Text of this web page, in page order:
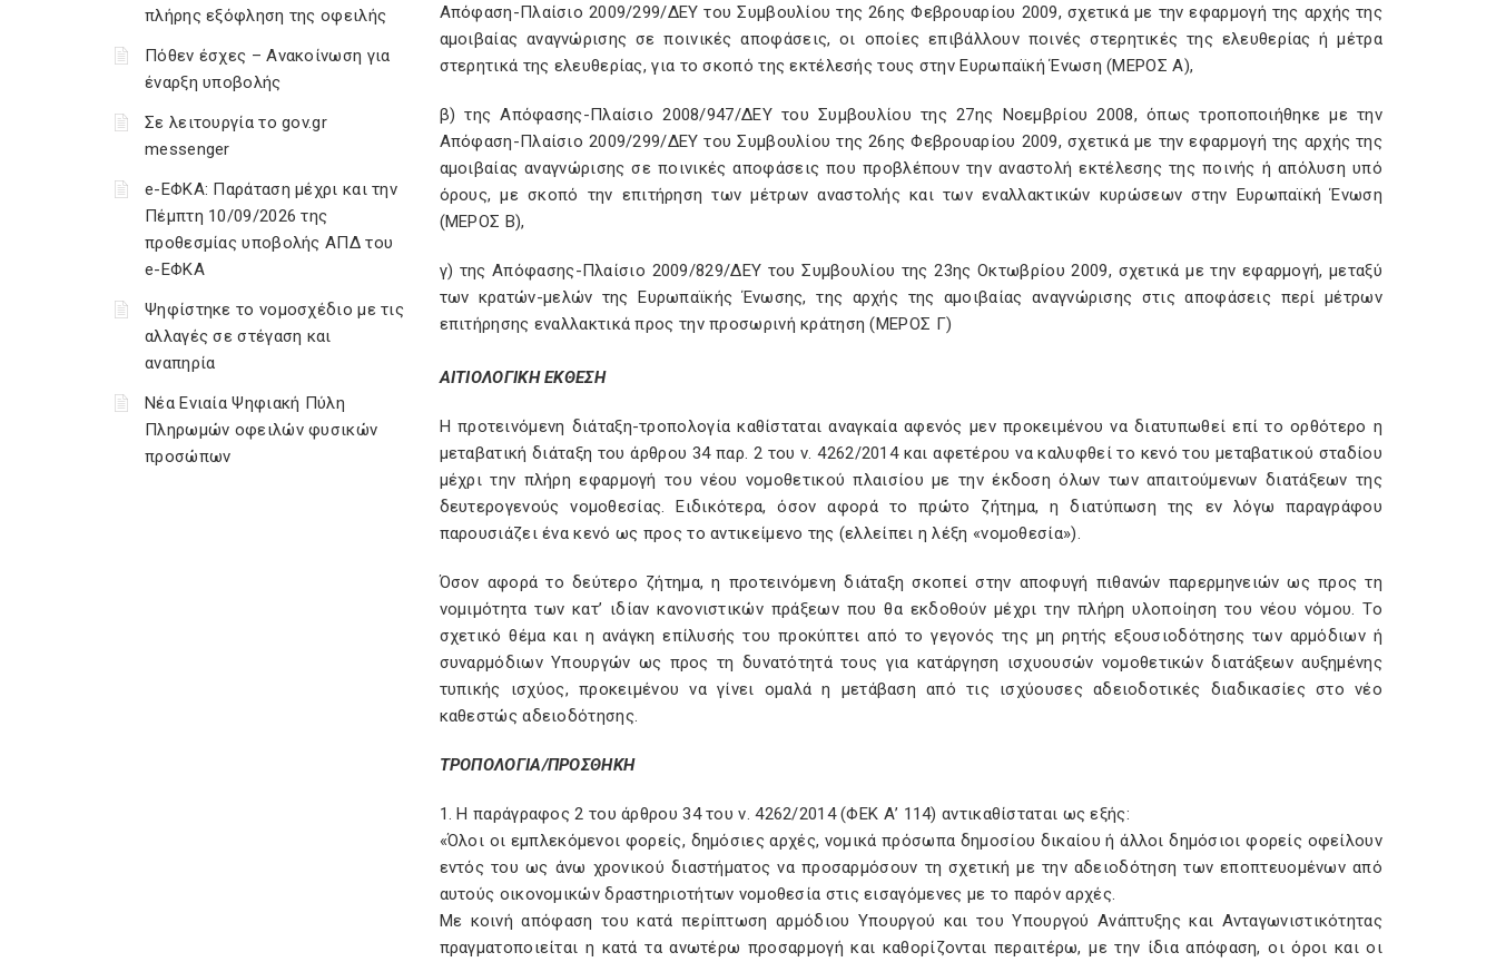
πλήρης εξόφληση της οφειλής
Πόθεν έσχες – Ανακοίνωση για
έναρξη υποβολής
Σε λειτουργία το gov.gr
messenger
e-ΕΦΚΑ: Παράταση μέχρι και την
Πέμπτη 10/09/2026 της
προθεσμίας υποβολής ΑΠΔ του
e-ΕΦΚΑ
Ψηφίστηκε το νομοσχέδιο με τις
αλλαγές σε στέγαση και
αναπηρία
Νέα Ενιαία Ψηφιακή Πύλη
Πληρωμών οφειλών φυσικών
προσώπων
Απόφαση-Πλαίσιο 2009/299/ΔΕΥ του Συμβουλίου της 26ης Φεβρουαρίου 2009, σχετικά με την εφαρμογή της αρχής της
αμοιβαίας αναγνώρισης σε ποινικές αποφάσεις, οι οποίες επιβάλλουν ποινές στερητικές της ελευθερίας ή μέτρα
στερητικά της ελευθερίας, για το σκοπό της εκτέλεσής τους στην Ευρωπαϊκή Ένωση (ΜΕΡΟΣ Α),
β) της Απόφασης-Πλαίσιο 2008/947/ΔΕΥ του Συμβουλίου της 27ης Νοεμβρίου 2008, όπως τροποποιήθηκε με την
Απόφαση-Πλαίσιο 2009/299/ΔΕΥ του Συμβουλίου της 26ης Φεβρουαρίου 2009, σχετικά με την εφαρμογή της αρχής της
αμοιβαίας αναγνώρισης σε ποινικές αποφάσεις που προβλέπουν την αναστολή εκτέλεσης της ποινής ή απόλυση υπό
όρους, με σκοπό την επιτήρηση των μέτρων αναστολής και των εναλλακτικών κυρώσεων στην Ευρωπαϊκή Ένωση
(ΜΕΡΟΣ Β),
γ) της Απόφασης-Πλαίσιο 2009/829/ΔΕΥ του Συμβουλίου της 23ης Οκτωβρίου 2009, σχετικά με την εφαρμογή, μεταξύ
των κρατών-μελών της Ευρωπαϊκής Ένωσης, της αρχής της αμοιβαίας αναγνώρισης στις αποφάσεις περί μέτρων
επιτήρησης εναλλακτικά προς την προσωρινή κράτηση (ΜΕΡΟΣ Γ)
ΑΙΤΙΟΛΟΓΙΚΗ ΕΚΘΕΣΗ
Η προτεινόμενη διάταξη-τροπολογία καθίσταται αναγκαία αφενός μεν προκειμένου να διατυπωθεί επί το ορθότερο η
μεταβατική διάταξη του άρθρου 34 παρ. 2 του ν. 4262/2014 και αφετέρου να καλυφθεί το κενό του μεταβατικού σταδίου
μέχρι την πλήρη εφαρμογή του νέου νομοθετικού πλαισίου με την έκδοση όλων των απαιτούμενων διατάξεων της
δευτερογενούς νομοθεσίας. Ειδικότερα, όσον αφορά το πρώτο ζήτημα, η διατύπωση της εν λόγω παραγράφου
παρουσιάζει ένα κενό ως προς το αντικείμενο της (ελλείπει η λέξη «νομοθεσία»).
Όσον αφορά το δεύτερο ζήτημα, η προτεινόμενη διάταξη σκοπεί στην αποφυγή πιθανών παρερμηνειών ως προς τη
νομιμότητα των κατ’ ιδίαν κανονιστικών πράξεων που θα εκδοθούν μέχρι την πλήρη υλοποίηση του νέου νόμου. Το
σχετικό θέμα και η ανάγκη επίλυσής του προκύπτει από το γεγονός της μη ρητής εξουσιοδότησης των αρμόδιων ή
συναρμόδιων Υπουργών ως προς τη δυνατότητά τους για κατάργηση ισχυουσών νομοθετικών διατάξεων αυξημένης
τυπικής ισχύος, προκειμένου να γίνει ομαλά η μετάβαση από τις ισχύουσες αδειοδοτικές διαδικασίες στο νέο
καθεστώς αδειοδότησης.
ΤΡΟΠΟΛΟΓΙΑ/ΠΡΟΣΘΗΚΗ
1. Η παράγραφος 2 του άρθρου 34 του ν. 4262/2014 (ΦΕΚ Α’ 114) αντικαθίσταται ως εξής:
«Όλοι οι εμπλεκόμενοι φορείς, δημόσιες αρχές, νομικά πρόσωπα δημοσίου δικαίου ή άλλοι δημόσιοι φορείς οφείλουν
εντός του ως άνω χρονικού διαστήματος να προσαρμόσουν τη σχετική με την αδειοδότηση των εποπτευομένων από
αυτούς οικονομικών δραστηριοτήτων νομοθεσία στις εισαγόμενες με το παρόν αρχές.
Με κοινή απόφαση του κατά περίπτωση αρμόδιου Υπουργού και του Υπουργού Ανάπτυξης και Ανταγωνιστικότητας
πραγματοποιείται η κατά τα ανωτέρω προσαρμογή και καθορίζονται περαιτέρω, με την ίδια απόφαση, οι όροι και οι